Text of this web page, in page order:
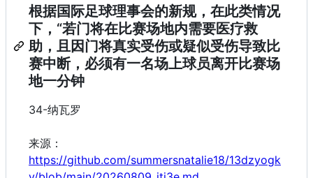
根据国际足球理事会的新规，在此类情况
下，“若门将在比赛场地内需要医疗救
助，且因门将真实受伤或疑似受伤导致比
赛中断，必须有一名场上球员离开比赛场
地一分钟
34-纳瓦罗
来源：
https://github.com/summersnatalie18/13dzyogk